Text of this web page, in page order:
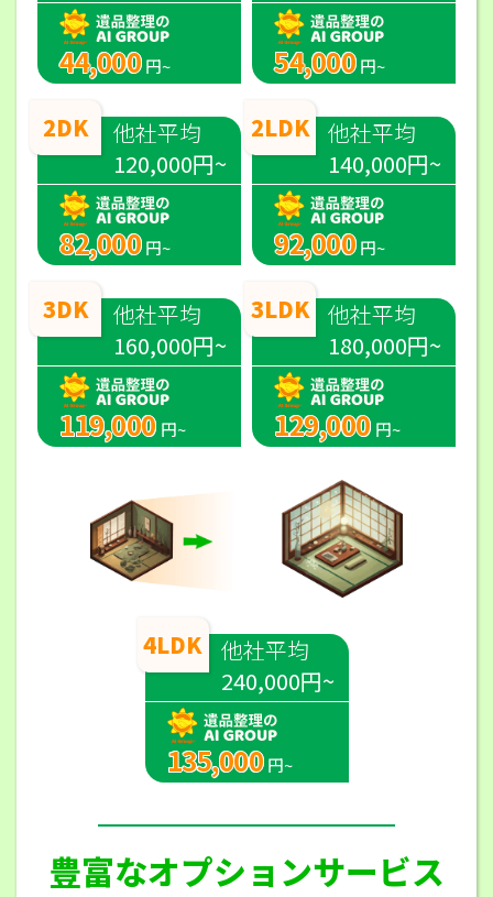
44,000 円~
2DK
他社平均
120,000円~
82,000 円~
3DK
他社平均
160,000円~
119,000 円~
4LDK 他社平均
240,000円~
135,000 円~
54,000 円~
2LDK 他社平均
140,000円~
92,000 円~
3LDK 他社平均
180,000円~
129,000 円~
豊富なオプションサービス